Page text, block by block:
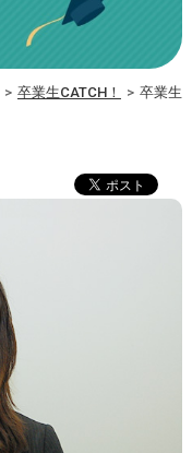
> 卒業生CATCH！ > 卒業生